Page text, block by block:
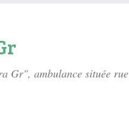
Gr", ambulance située